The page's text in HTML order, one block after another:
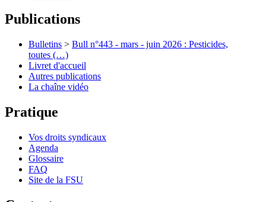
Publications
Bulletins > Bull n°443 - mars - juin 2026 : Pesticides,
toutes (…)
Livret d'accueil
Autres publications
La chaîne vidéo
Pratique
Vos droits syndicaux
Agenda
Glossaire
FAQ
Site de la FSU